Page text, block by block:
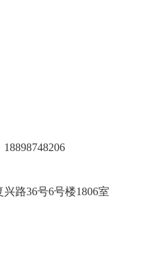
路36号6号楼1806室